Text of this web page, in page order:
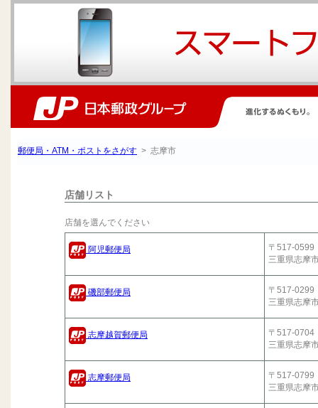
郵便局・ATM・ポストをさがす > 志摩市
店舗リスト
店舗を選んでください
阿児郵便局
〒517-0599
三重県志摩
磯部郵便局
〒517-0299
三重県志摩
志摩越賀郵便局
〒517-0704
三重県志摩
志摩郵便局
〒517-0799
三重県志摩